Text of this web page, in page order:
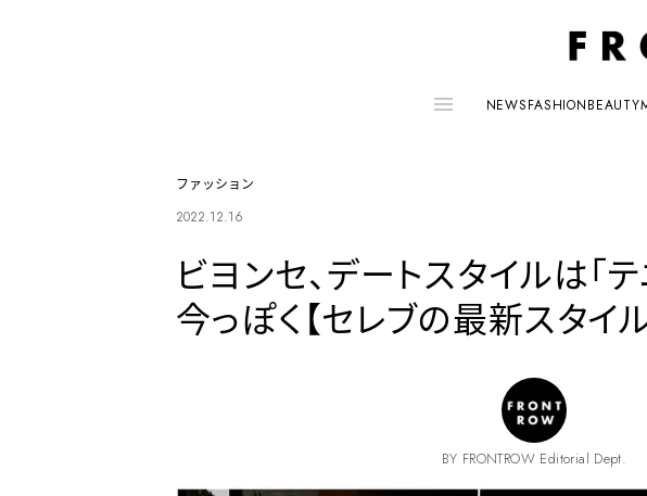
NEWSFASHIONBEAUTY
ファッション
2022.12.16
ビヨンセ、デートスタイルは「
今っぽく【セレブの最新スタイル
BY FRONTROW Editorial Dept.